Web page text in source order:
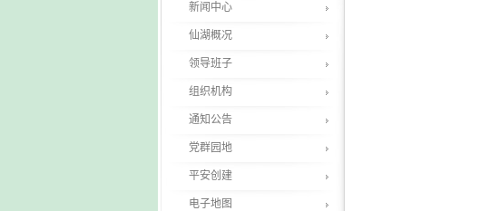
新闻中心
仙湖概况
领导班子
组织机构
通知公告
党群园地
平安创建
电子地图